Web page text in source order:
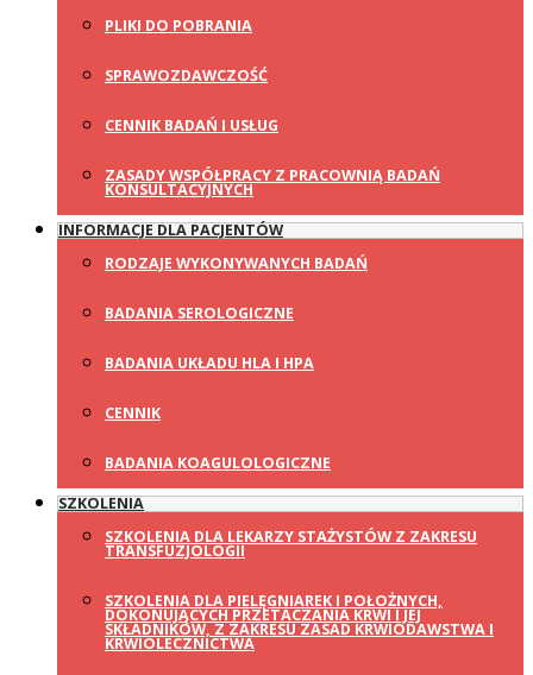
PLIKI DO POBRANIA
SPRAWOZDAWCZOŚĆ
CENNIK BADAŃ I USŁUG
ZASADY WSPÓŁPRACY Z PRACOWNIĄ BADAŃ
KONSULTACYJNYCH
INFORMACJE DLA PACJENTÓW
RODZAJE WYKONYWANYCH BADAŃ
BADANIA SEROLOGICZNE
BADANIA UKŁADU HLA I HPA
CENNIK
BADANIA KOAGULOLOGICZNE
SZKOLENIA
SZKOLENIA DLA LEKARZY STAŻYSTÓW Z ZAKRESU
TRANSFUZJOLOGII
SZKOLENIA DLA PIELĘGNIAREK I POŁOŻNYCH,
DOKONUJĄCYCH PRZETACZANIA KRWI I JEJ
SKŁADNIKÓW, Z ZAKRESU ZASAD KRWIODAWSTWA I
KRWIOLECZNICTWA